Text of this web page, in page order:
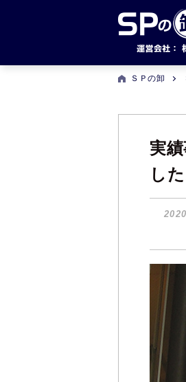
ＳＰの卸
実
した